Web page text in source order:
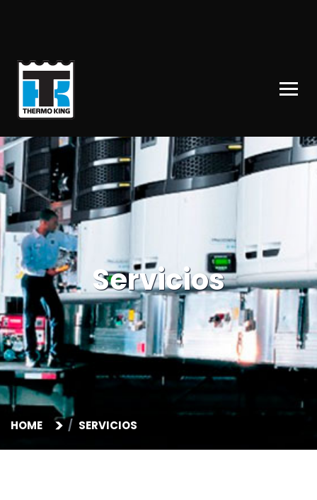
Servicios
HOME SERVICIOS